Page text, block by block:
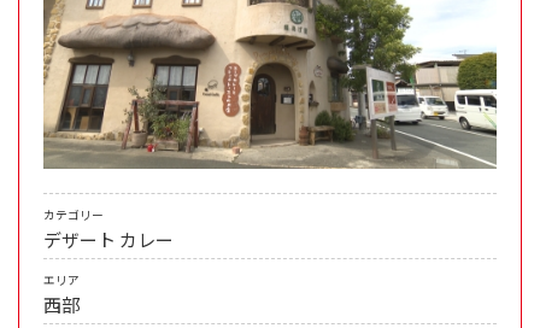
カテゴリー
デザート カレー
エリア
西部